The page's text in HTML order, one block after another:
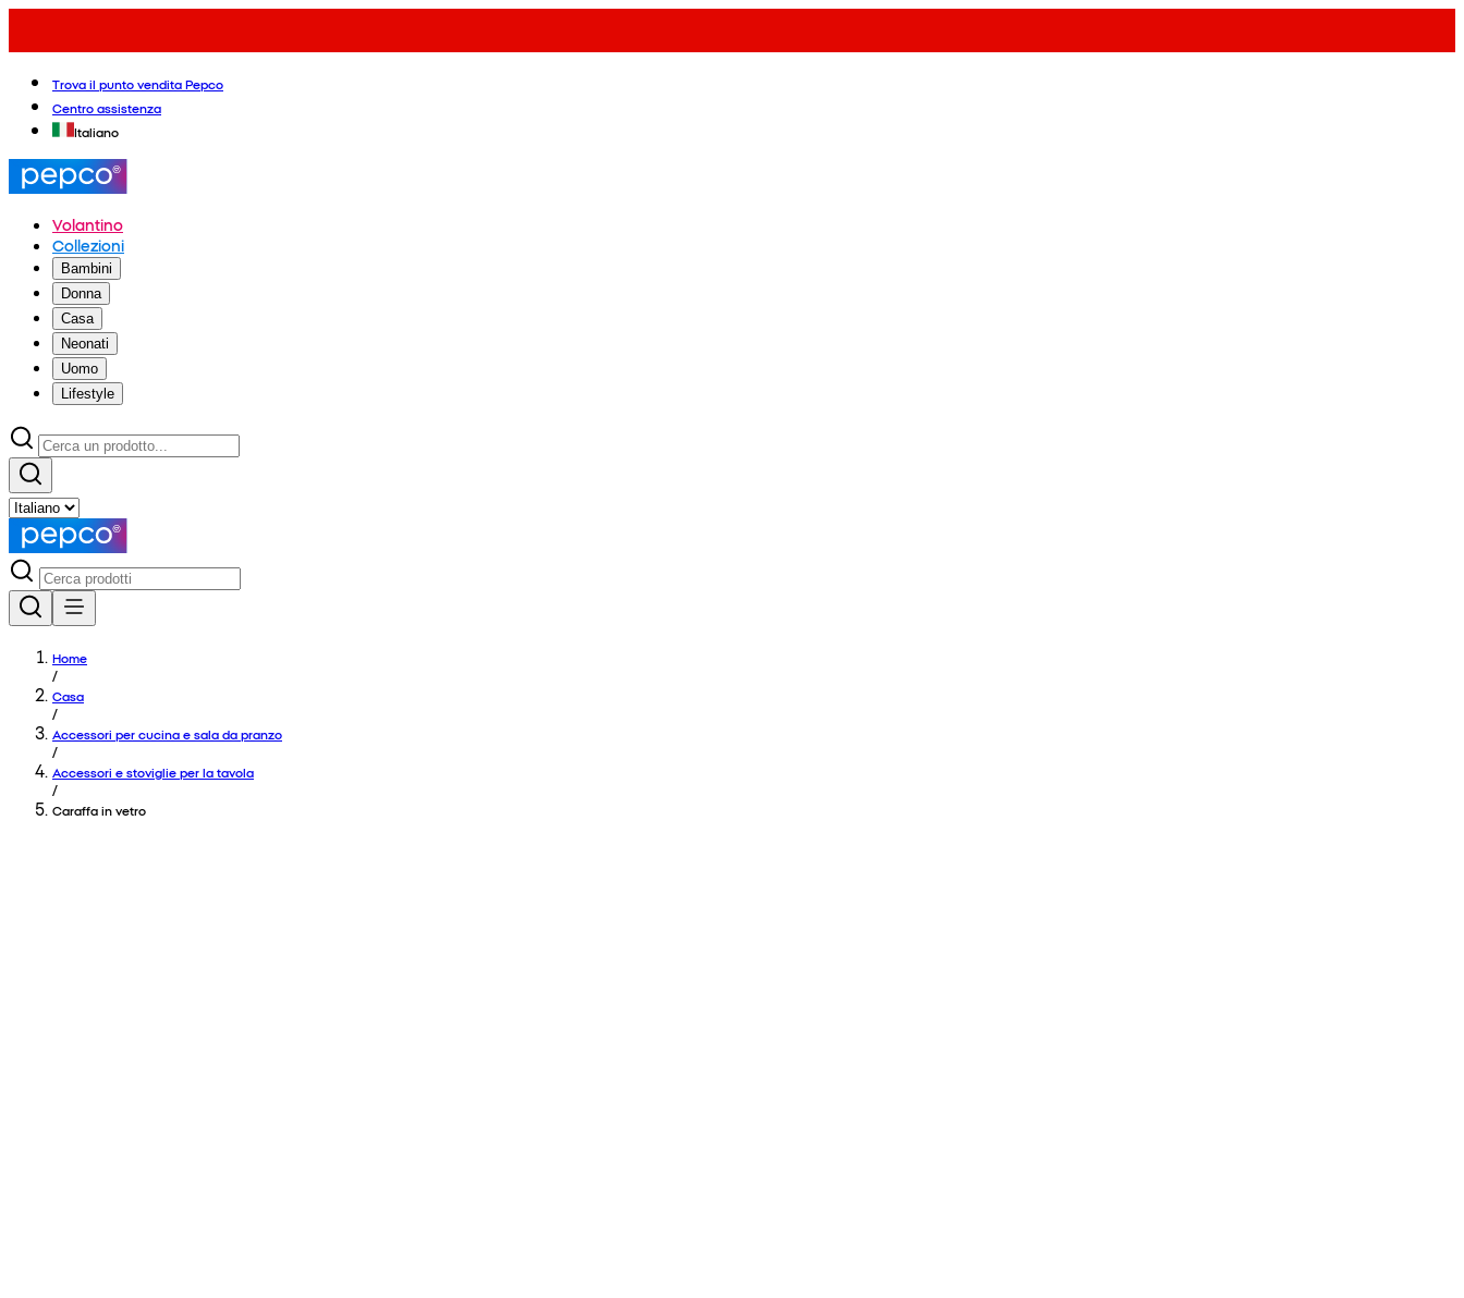
Trova il punto vendita Pepco
Centro assistenza
Italiano
Volantino
Collezioni
Bambini
Donna
Casa
Neonati
Uomo
Lifestyle
Home
/
Casa
/
Accessori per cucina e sala da pranzo
/
Accessori e stoviglie per la tavola
/
Caraffa in vetro